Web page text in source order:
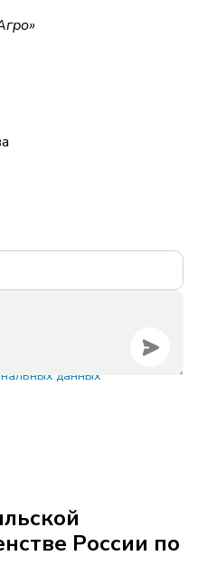
данных
России по